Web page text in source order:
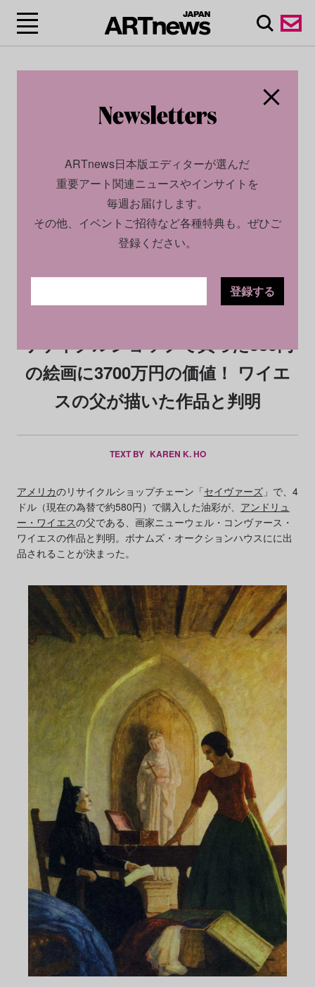
2023.08.31
リサイクルショップで買った580円
の絵画に3700万円の価値！ ワイエ
スの父が描いた作品と判明
TEXT BY KAREN K. HO
アメリカのリサイクルショップチェーン「セイヴァーズ」で、4
ドル（現在の為替で約580円）で購入した油彩が、 アンドリュ
ー・ワイエスの父である、画家ニューウェル・コンヴァース・
ワイエスの作品と判明。ボナムズ・オークションハウスにに出
品されることが決まった。
ARTnews日本版エディターが選んだ
重要アート関連ニュースやインサイトを
毎週お届けします。
その他、イベントご招待など各種特典も。ぜひご
登録ください。
登録する